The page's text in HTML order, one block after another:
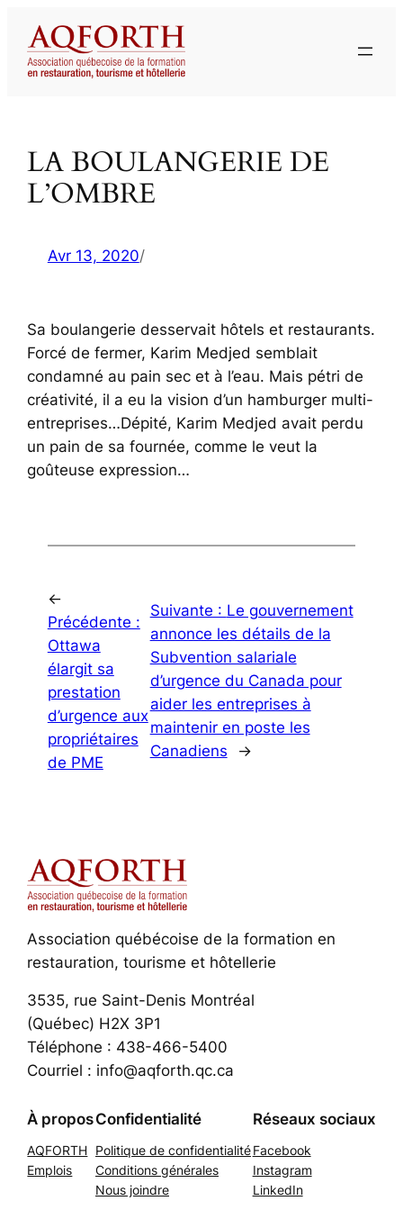
contenu
LA BOULANGERIE DE
L’OMBRE
Avr 13, 2020/
Sa boulangerie desservait hôtels et restaurants.
Forcé de fermer, Karim Medjed semblait
condamné au pain sec et à l’eau. Mais pétri de
créativité, il a eu la vision d’un hamburger multi-
entreprises…Dépité, Karim Medjed avait perdu
un pain de sa fournée, comme le veut la
goûteuse expression…
←
Précédente :
Ottawa
élargit sa
prestation
d’urgence aux
propriétaires
de PME
Suivante : Le gouvernement
annonce les détails de la
Subvention salariale
d’urgence du Canada pour
aider les entreprises à
maintenir en poste les
Canadiens
→
Association québécoise de la formation en
restauration, tourisme et hôtellerie
3535, rue Saint-Denis Montréal
(Québec) H2X 3P1
Téléphone : 438-466-5400
Courriel : info@aqforth.qc.ca
À propos
AQFORTH
Emplois
Confidentialité
Politique de confidentialité
Conditions générales
Nous joindre
Réseaux sociaux
Facebook
Instagram
LinkedIn